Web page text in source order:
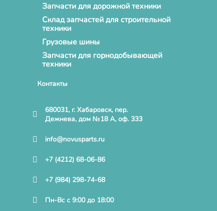
Запчасти для дорожной техники
Склад запчастей для строительной
техники
Грузовые шины
Запчасти для горнодобывающей
техники
Контакты
680031, г. Хабаровск, пер.
Дежнева, дом №18 А, оф. 333
info@novusparts.ru
+7 (4212) 68-06-86
+7 (984) 298-74-68
Пн-Вс с 9:00 до 18:00